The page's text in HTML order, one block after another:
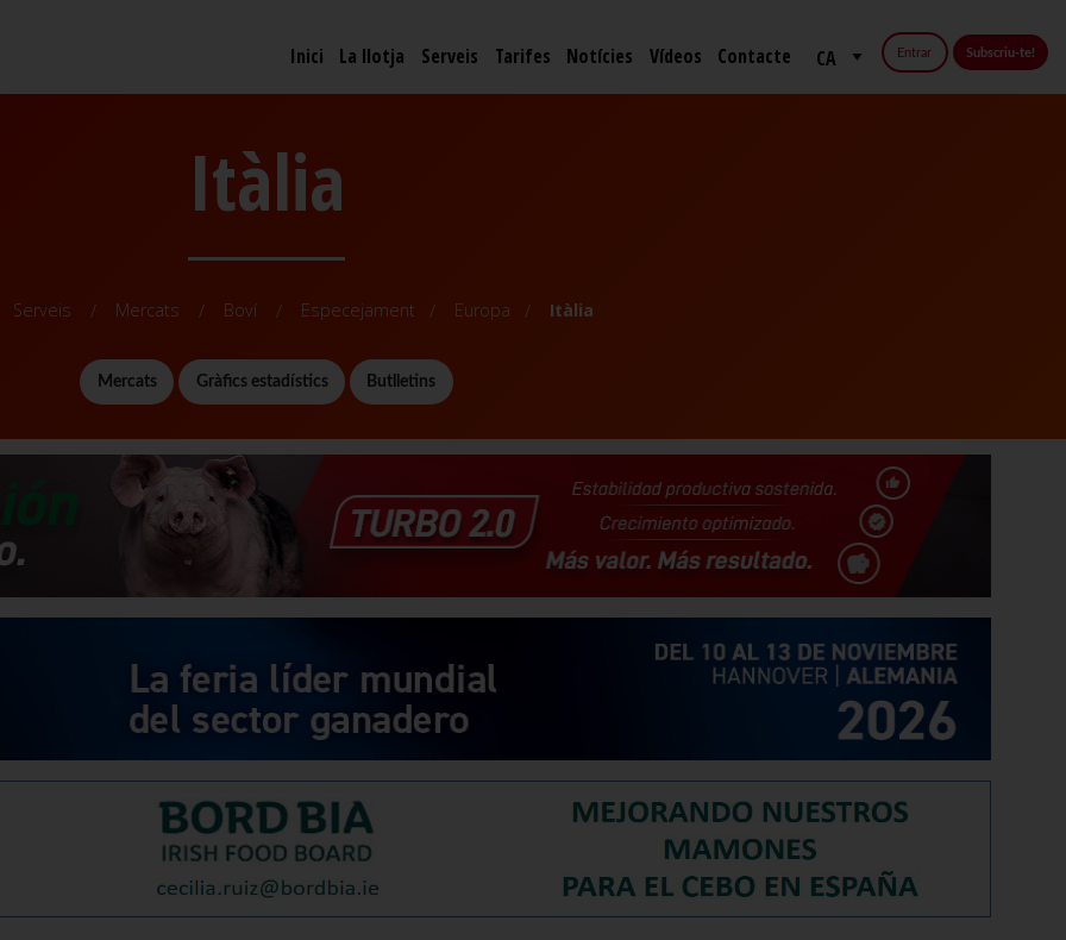
Entrar Subscriu-te!
Inici La llotja Serveis Tarifes Notícies Vídeos Contacte
Itàlia
Serveis Mercats Boví Especejament Europa Itàlia
Mercats Gràfics estadístics Butlletins